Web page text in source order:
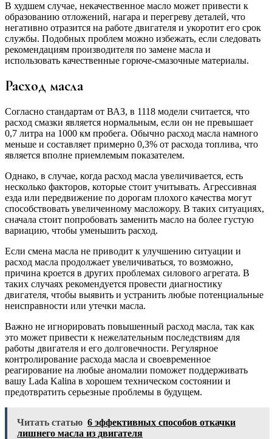
В худшем случае, некачественное масло может привести к
образованию отложений, нагара и перегреву деталей, что
негативно отразится на работе двигателя и укоротит его срок
службы. Подобных проблем можно избежать, если следовать
рекомендациям производителя по замене масла и
использовать качественные горюче-смазочные материалы.
Расход масла
Согласно стандартам от ВАЗ, в 1118 модели считается, что
расход смазки является нормальным, если он не превышает
0,7 литра на 1000 км пробега. Обычно расход масла намного
меньше и составляет примерно 0,3% от расхода топлива, что
является вполне приемлемым показателем.
Однако, в случае, когда расход масла увеличивается, есть
несколько факторов, которые стоит учитывать. Агрессивная
езда или передвижение по дорогам плохого качества могут
способствовать увеличенному масложору. В таких ситуациях,
сначала стоит попробовать заменить масло на более густую
вариацию, чтобы уменьшить расход.
Если смена масла не приводит к улучшению ситуации и
расход масла продолжает увеличиваться, то возможно,
причина кроется в других проблемах силового агрегата. В
таких случаях рекомендуется провести диагностику
двигателя, чтобы выявить и устранить любые потенциальные
неисправности или утечки масла.
Важно не игнорировать повышенный расход масла, так как
это может привести к нежелательным последствиям для
работы двигателя и его долговечности. Регулярное
контролирование расхода масла и своевременное
реагирование на любые аномалии поможет поддерживать
вашу Lada Kalina в хорошем техническом состоянии и
предотвратить серьезные проблемы в будущем.
Читать статью 6 эффективных способов откачки
лишнего масла из двигателя